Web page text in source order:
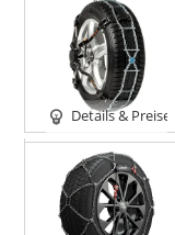
Details & Preise